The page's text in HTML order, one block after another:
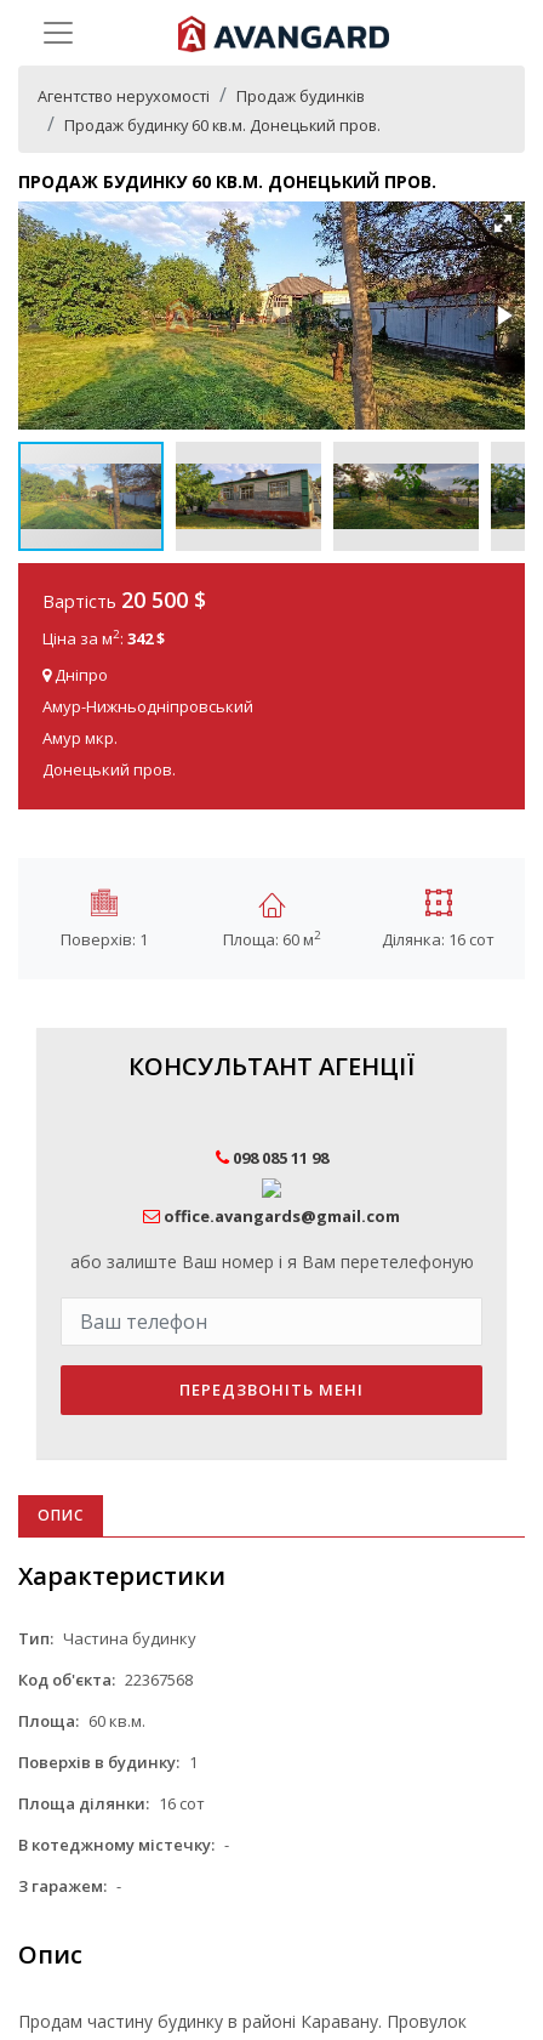
Агентство нерухомості
Продаж будинків
Продаж будинку 60 кв.м. Донецький пров.
ПРОДАЖ БУДИНКУ 60 КВ.М. ДОНЕЦЬКИЙ ПРОВ.
Вартість 20 500 $
Ціна за м2: 342 $
Дніпро
Амур-Нижньодніпровський
Амур мкр.
Донецький пров.
Поверхів: 1 Площа: 60 м2 Ділянка: 16 сот
КОНСУЛЬТАНТ АГЕНЦІЇ
098 085 11 98
office.avangards@gmail.com
або залиште Ваш номер і я Вам перетелефоную
ПЕРЕДЗВОНІТЬ МЕНІ
ОПИС
Характеристики
Тип: Частина будинку
Код об'єкта: 22367568
Площа: 60 кв.м.
Поверхів в будинку: 1
Площа ділянки: 16 сот
В котеджному містечку: -
З гаражем: -
Опис
Продам частину будинку в районі Каравану. Провулок